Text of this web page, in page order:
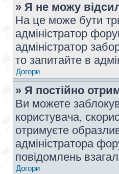
» Я не можу
На це може бути
адміністратор
адміністратор
то запитайте в
Догори
» Я постійно
Ви можете
користувача,
отримуєте
адміністратора
повідомлень
Догори